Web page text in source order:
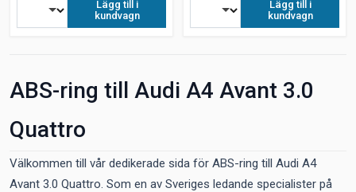
Lägg till i
kundvagn
Lägg till i
kundvagn
ABS-ring till Audi A4 Avant 3.0
Quattro
Välkommen till vår dedikerade sida för ABS-ring till Audi A4
Avant 3.0 Quattro. Som en av Sveriges ledande specialister på